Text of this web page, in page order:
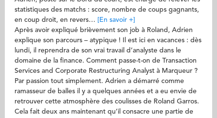
statistiques des matchs : score, nombre de coups gagnants,
en coup droit, en revers…
[En savoir +]
Après avoir expliqué brièvement son job à Roland, Adrien
explique son parcours – atypique ! Il est ici en vacances : dès
lundi, il reprendra de son vrai travail d’analyste dans le
domaine de la finance. Comment passe-t-on de Transaction
Services and Corporate Restructuring Analyst à Marqueur ?
Par passion tout simplement. Adrien a démarré comme
ramasseur de balles il y a quelques années et a eu envie de
retrouver cette atmosphère des coulisses de Roland Garros.
Cela fait deux ans maintenant qu’il consacre une partie de